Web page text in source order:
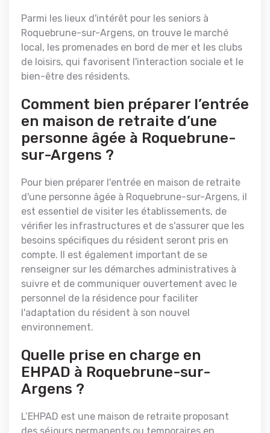
Parmi les lieux d'intérêt pour les seniors à
Roquebrune-sur-Argens, on trouve le marché
local, les promenades en bord de mer et les clubs
de loisirs, qui favorisent l'interaction sociale et le
bien-être des résidents.
Comment bien préparer l’entrée
en maison de retraite d’une
personne âgée à Roquebrune-
sur-Argens ?
Pour bien préparer l'entrée en maison de retraite
d'une personne âgée à Roquebrune-sur-Argens, il
est essentiel de visiter les établissements, de
vérifier les infrastructures et de s'assurer que les
besoins spécifiques du résident seront pris en
compte. Il est également important de se
renseigner sur les démarches administratives à
suivre et de communiquer ouvertement avec le
personnel de la résidence pour faciliter
l'adaptation du résident à son nouvel
environnement.
Quelle prise en charge en
EHPAD à Roquebrune-sur-
Argens ?
L’EHPAD est une maison de retraite proposant